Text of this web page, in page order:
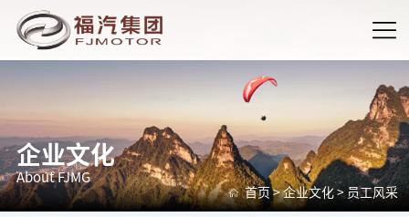
企业文化
About FJMG
首页 >企业文化> 员工风采